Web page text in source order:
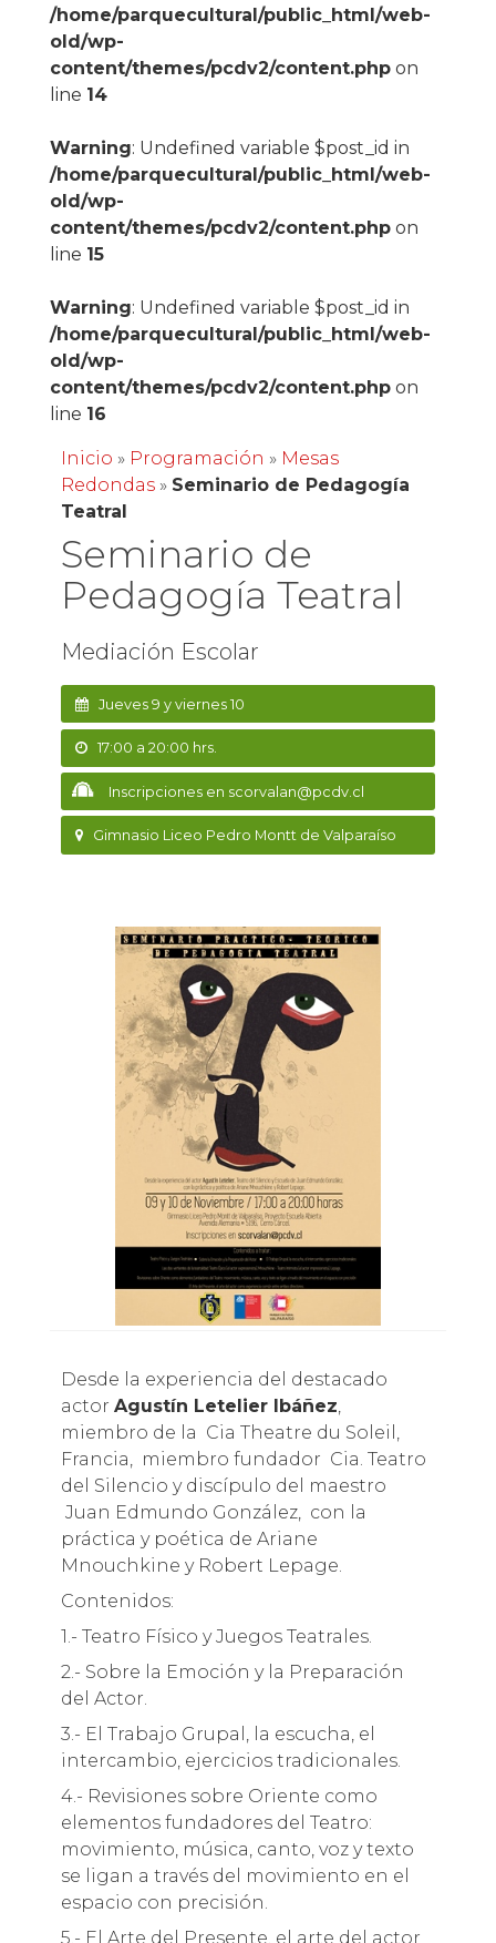
/home/parquecultural/public_html/web-
old/wp-
content/themes/pcdv2/content.phpon
line 14
Warning: Undefined variable $post_id in
/home/parquecultural/public_html/web-
old/wp-
content/themes/pcdv2/content.phpon
line 15
Warning: Undefined variable $post_id in
/home/parquecultural/public_html/web-
old/wp-
content/themes/pcdv2/content.phpon
line 16
Inicio » Programación » Mesas
Redondas» Seminario de Pedagogía
Teatral
Seminario de
Pedagogía Teatral
Mediación Escolar
Jueves 9 y viernes 10
17:00 a 20:00 hrs.
Inscripciones en scorvalan@pcdv.cl
Gimnasio Liceo Pedro Montt de Valparaíso
Desde la experiencia del destacado
actor Agustín Letelier Ibáñez,
miembro de la Cia Theatre du Soleil ,
Francia, miembro fundador Cia. Teatro
del Silencio y discípulo del maestro
Juan Edmundo González, con la
práctica y poética de Ariane
Mnouchkine y Robert Lepage.
Contenidos:
1.- Teatro Físico y Juegos Teatrales.
2.- Sobre la Emoción y la Preparación
del Actor.
3.- El Trabajo Grupal, la escucha, el
intercambio, ejercicios tradicionales.
4.- Revisiones sobre Oriente como
elementos fundadores del Teatro:
movimiento, música, canto, voz y texto
se ligan a través del movimiento en el
espacio con precisión.
5.- El Arte del Presente, el arte del actor